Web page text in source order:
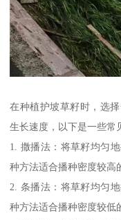
在种植护坡草籽时，选
生长速度，以下是一些常
1. 撒播法：将草籽均匀
种方法适合播种密度较高
2. 条播法：将草籽均匀
种方法适合播种密度较低